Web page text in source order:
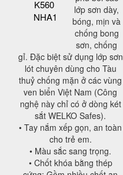
K560
NHA1
lớp sơn dày,
bóng, mịn và
chống bong
sơn, chống
gỉ. Đặc biệt sử dụng lớp sơn
lót chuyên dùng cho Tàu
thuỷ chống mặn ở các vùng
ven biển Việt Nam (Công
nghệ này chỉ có ở dòng két
sắt WELKO Safes).
• Tay nắm xếp gọn, an toàn
cho trẻ em.
• Màu sắc sang trọng.
• Chốt khóa bằng thép